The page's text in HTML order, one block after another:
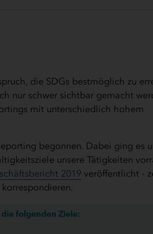
die SDGs bestmöglich zu
nur schwer sichtbar gemacht
mit unterschiedlich hohem
begonnen. Dabei ging es
unsere Tätigkeiten
2019 veröffentlicht -